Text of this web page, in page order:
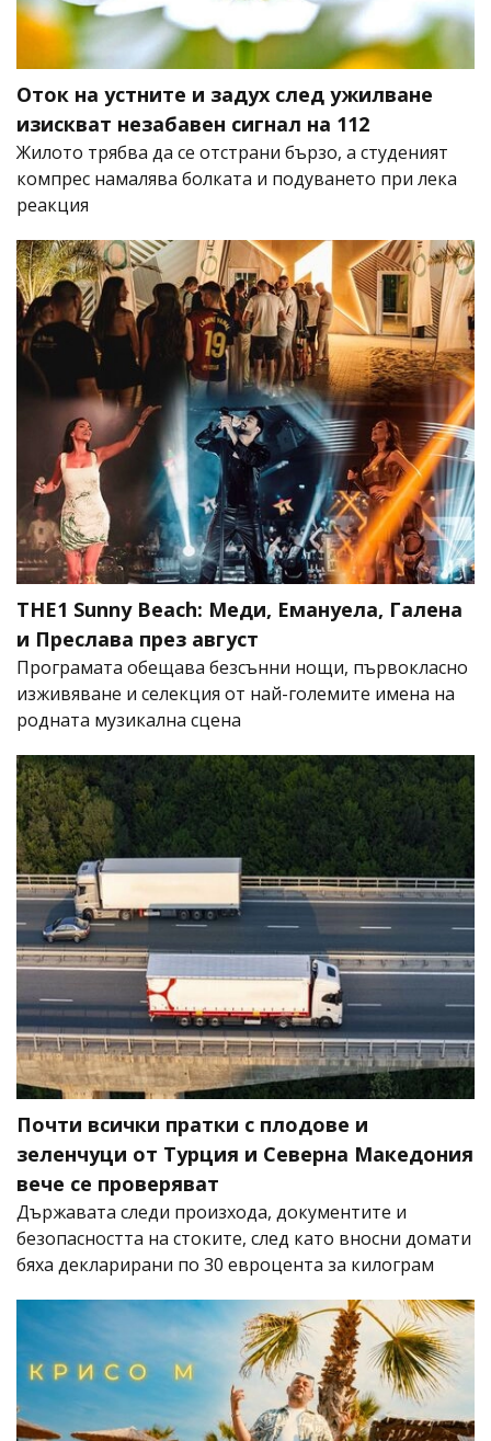
Оток на устните и задух след ужилване
изискват незабавен сигнал на 112
Жилото трябва да се отстрани бързо, а студеният
компрес намалява болката и подуването при лека
реакция
THE1 Sunny Beach: Меди, Емануела, Галена
и Преслава през август
Програмата обещава безсънни нощи, първокласно
изживяване и селекция от най-големите имена на
родната музикална сцена
Почти всички пратки с плодове и
зеленчуци от Турция и Северна Македония
вече се проверяват
Държавата следи произхода, документите и
безопасността на стоките, след като вносни домати
бяха декларирани по 30 евроцента за килограм